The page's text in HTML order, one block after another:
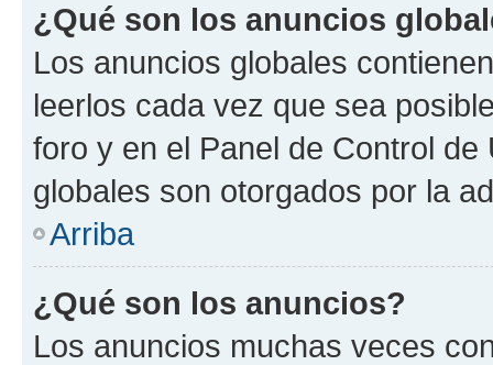
¿Qué son los anuncios
Los anuncios globales
leerlos cada vez que sea
foro y en el Panel de Control
globales son otorgados por la
Arriba
¿Qué son los anuncios?
Los anuncios muchas veces